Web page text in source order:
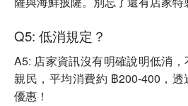
Q5: 低消規定？
A5: 店家資訊沒有明確說明低消
親民，平均消費約 ฿200-400，
優惠！